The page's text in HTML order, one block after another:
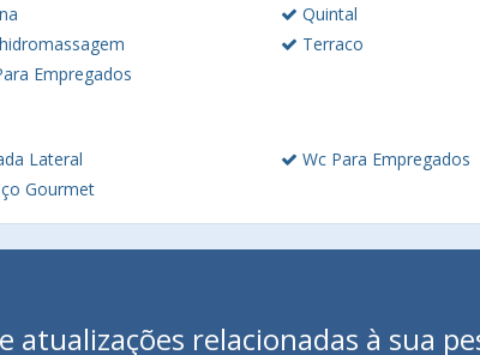
Quintal
Terraco
Empregados
Lateral
Wc Para Empregados
Gourmet
atualizações relacionadas à sua